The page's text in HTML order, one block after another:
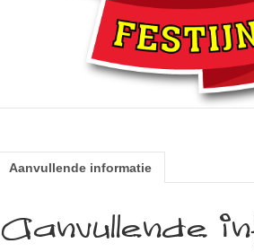
Aanvullende informatie
Aanvullende